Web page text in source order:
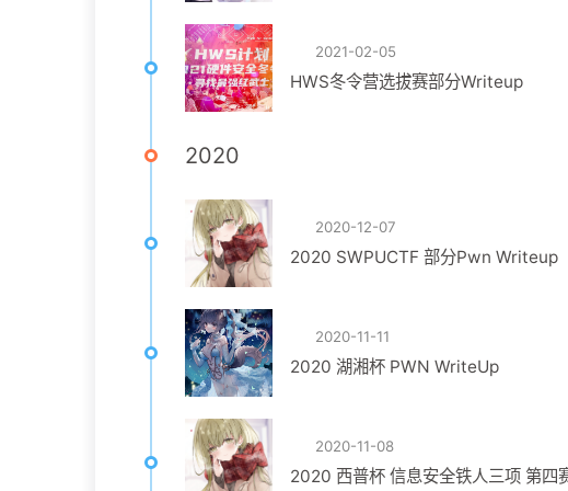
2021-02-05
HWS冬令营选拔赛部分Writeup
2020
2020-12-07
2020 SWPUCTF 部分Pwn Writeup
2020-11-11
2020 湖湘杯 PWN WriteUp
2020-11-08
2020 西普杯 信息安全铁人三项 第四